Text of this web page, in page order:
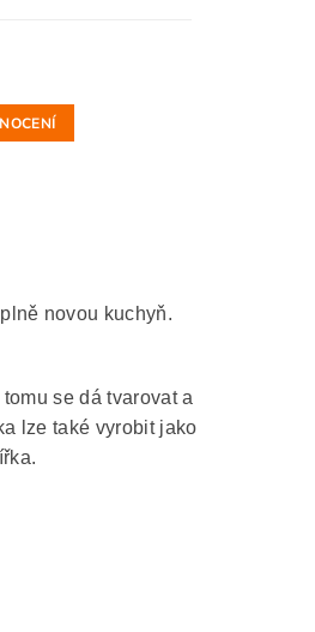
novou kuchyň.
se dá tvarovat a
lze také vyrobit jako